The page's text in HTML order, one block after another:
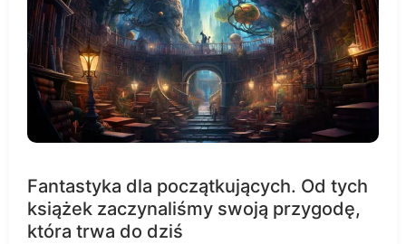
Fantastyka dla początkujących. Od tych
książek zaczynaliśmy swoją przygodę,
która trwa do dziś